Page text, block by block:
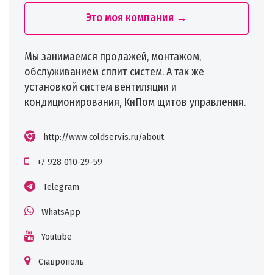
Это моя компания →
Мы занимаемся продажей, монтажом,
обслуживанием сплит систем. А так же
установкой систем вентиляции и
кондиционирования, КиПом щитов управления.
http://www.coldservis.ru/about
+7 928 010-29-59
Telegram
WhatsApp
Youtube
Ставрополь